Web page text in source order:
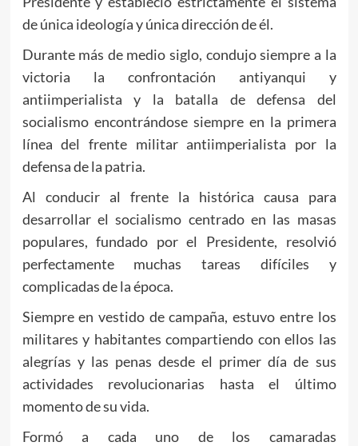
de única ideología y única dirección de él.
Durante más de medio siglo, condujo siempre a la
victoria la confrontación antiyanqui y
antiimperialista y la batalla de defensa del
socialismo encontrándose siempre en la primera
línea del frente militar antiimperialista por la
defensa de la patria.
Al conducir al frente la histórica causa para
desarrollar el socialismo centrado en las masas
populares, fundado por el Presidente, resolvió
perfectamente muchas tareas difíciles y
complicadas de la época.
Siempre en vestido de campaña, estuvo entre los
militares y habitantes compartiendo con ellos las
alegrías y las penas desde el primer día de sus
actividades revolucionarias hasta el último
momento de su vida.
Formó a cada uno de los camaradas